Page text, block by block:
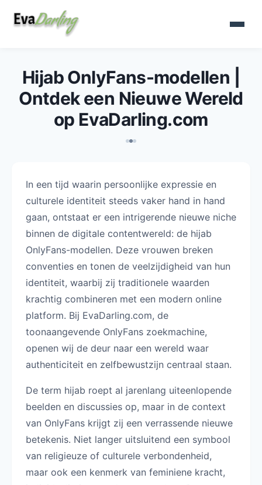
Hijab OnlyFans-modellen |
Ontdek een Nieuwe Wereld
op EvaDarling.com
In een tijd waarin persoonlijke expressie en
culturele identiteit steeds vaker hand in hand
gaan, ontstaat er een intrigerende nieuwe niche
binnen de digitale contentwereld: de hijab
OnlyFans-modellen. Deze vrouwen breken
conventies en tonen de veelzijdigheid van hun
identiteit, waarbij zij traditionele waarden
krachtig combineren met een modern online
platform. Bij EvaDarling.com, de
toonaangevende OnlyFans zoekmachine,
openen wij de deur naar een wereld waar
authenticiteit en zelfbewustzijn centraal staan.
De term hijab roept al jarenlang uiteenlopende
beelden en discussies op, maar in de context
van OnlyFans krijgt zij een verrassende nieuwe
betekenis. Niet langer uitsluitend een symbool
van religieuze of culturele verbondenheid,
maar ook een kenmerk van feminiene kracht,